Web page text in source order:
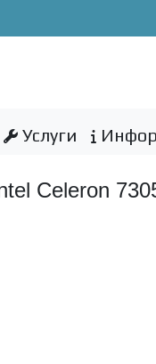
Услуги
Celeron